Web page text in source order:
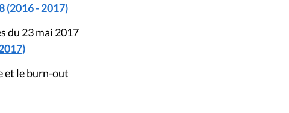
(2016 - 2017)
du 23 mai 2017
et le burn-out